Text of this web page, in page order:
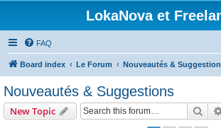
LokaNova et
FAQ
Board index Le Forum Nouveautés &
Nouveautés & Suggestions
New Topic